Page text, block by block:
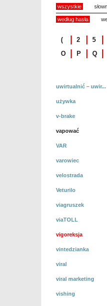
wszystkie
według hasła
( 2 5
O
P Q
uwirtualnić – uwir...
używka
v-brake
vapować
VAR
varowiec
velostrada
Veturilo
viagruszek
viaTOLL
vigoreksja
vintedzianka
viral
viral marketing
vishing